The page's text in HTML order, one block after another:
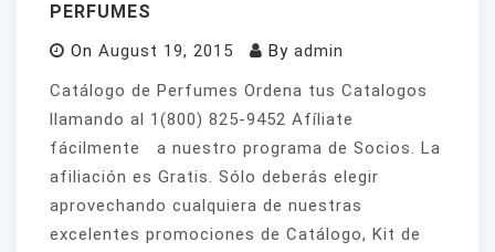
PERFUMES
On August 19, 2015 By admin
Catálogo de Perfumes Ordena tus Catalogos
llamando al 1(800) 825-9452 Afíliate
fácilmente a nuestro programa de Socios. La
afiliación es Gratis. Sólo deberás elegir
aprovechando cualquiera de nuestras
excelentes promociones de Catálogo, Kit de